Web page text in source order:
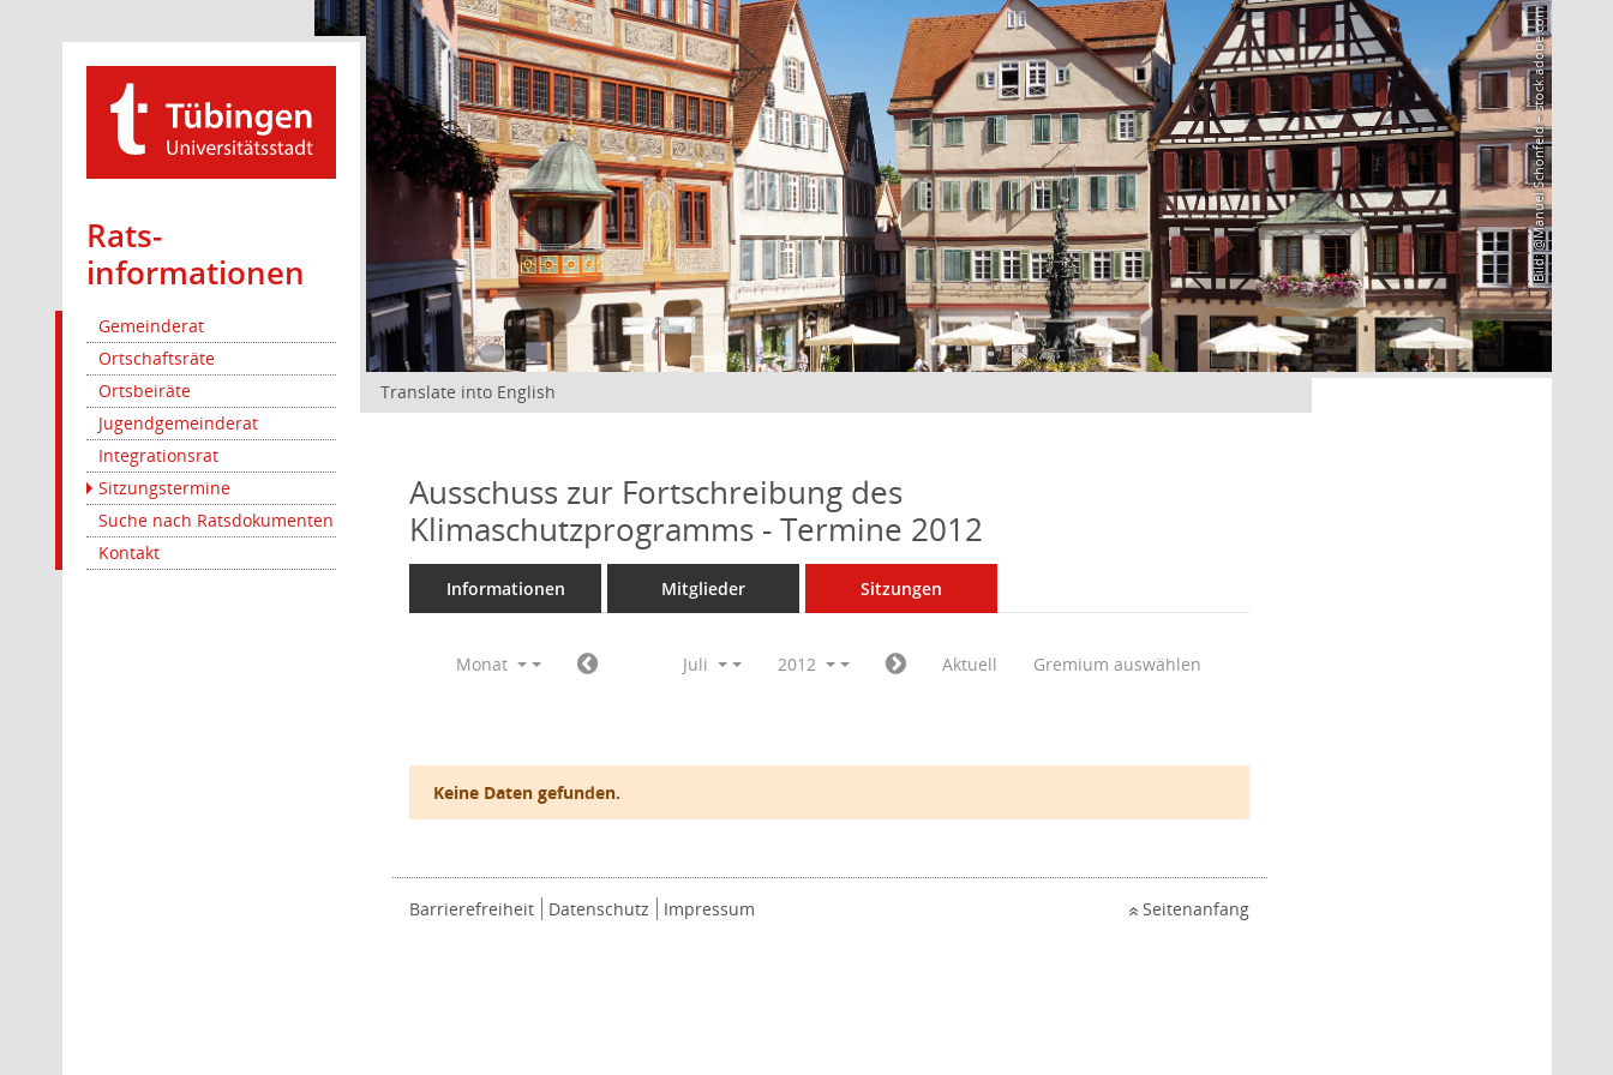
Rats­
informationen
Gemeinderat
Ortschaftsräte
Ortsbeiräte
Jugendgemeinderat
Integrationsrat
Sitzungstermine
Suche nach Ratsdokumenten
Kontakt
Bild: @Manuel Schönfeld – stock.adobe.com
Translate into English
Ausschuss zur Fortschreibung des
Klimaschutzprogramms - Termine 2012
Informationen Mitglieder Sitzungen
Monat Juli 2012 Aktuell Gremium auswählen
Keine Daten gefunden.
Barrierefreiheit Datenschutz Impressum Seitenanfang